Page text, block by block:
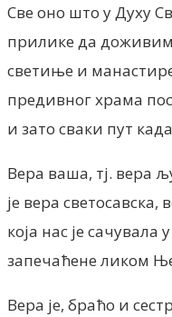
Све оно што у Духу
прилике да доживим
светиње и
предивног храма
и зато сваки пут
Вера ваша, тј. вера
је вера
која нас је
запечаћене ликом
Вера је, браћо и